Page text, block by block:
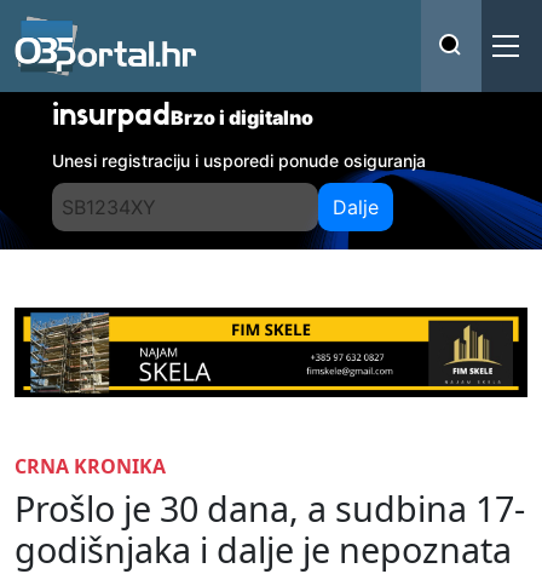
insurpadBrzo i digitalno
Unesi registraciju i usporedi ponude osiguranja
Dalje
CRNA KRONIKA
Prošlo je 30 dana, a sudbina 17-
godišnjaka i dalje je nepoznata